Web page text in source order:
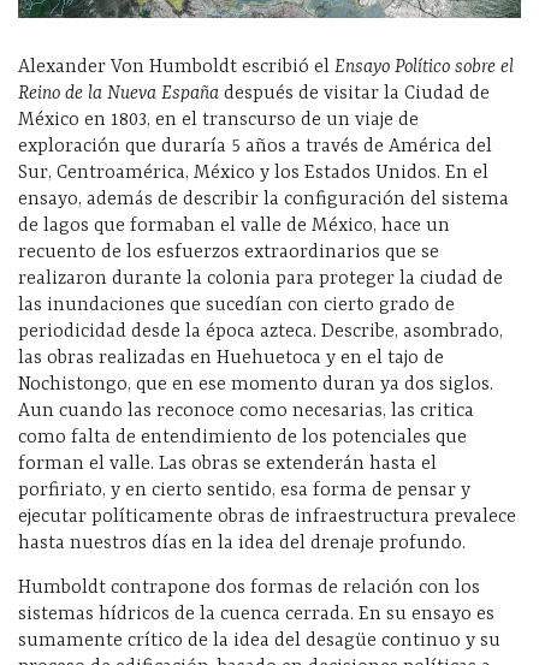
Alexander Von Humboldt escribió el Ensayo Político sobre el
Reino de la Nueva España después de visitar la Ciudad de
México en 1803, en el transcurso de un viaje de
exploración que duraría 5 años a través de América del
Sur, Centroamérica, México y los Estados Unidos. En el
ensayo, además de describir la configuración del sistema
de lagos que formaban el valle de México, hace un
recuento de los esfuerzos extraordinarios que se
realizaron durante la colonia para proteger la ciudad de
las inundaciones que sucedían con cierto grado de
periodicidad desde la época azteca. Describe, asombrado,
las obras realizadas en Huehuetoca y en el tajo de
Nochistongo, que en ese momento duran ya dos siglos.
Aun cuando las reconoce como necesarias, las critica
como falta de entendimiento de los potenciales que
forman el valle. Las obras se extenderán hasta el
porfiriato, y en cierto sentido, esa forma de pensar y
ejecutar políticamente obras de infraestructura prevalece
hasta nuestros días en la idea del drenaje profundo.
Humboldt contrapone dos formas de relación con los
sistemas hídricos de la cuenca cerrada. En su ensayo es
sumamente crítico de la idea del desagüe continuo y su